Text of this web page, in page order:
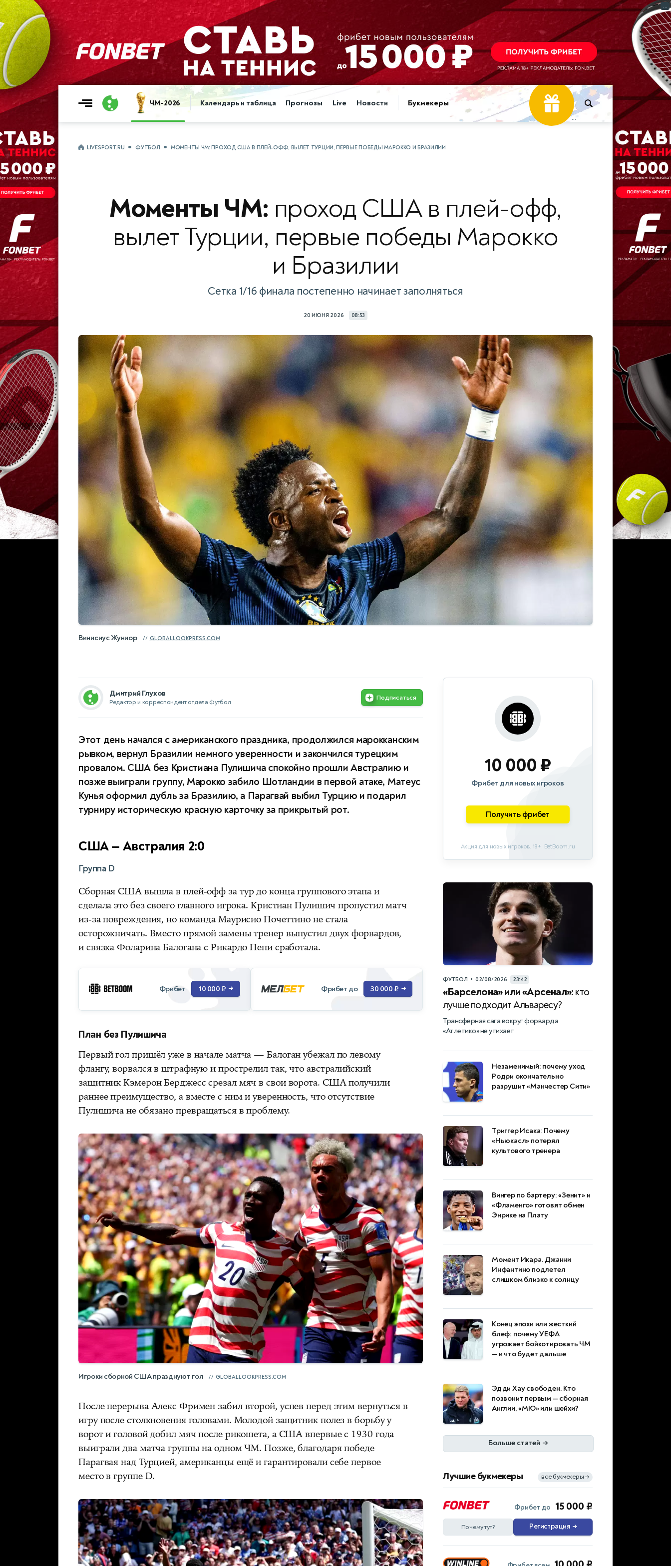
ЧМ-2026 Календарь и таблица Прогнозы Live Новости Букмекеры
...
LIVESPORT.RU ФУТБОЛ МОМЕНТЫ ЧМ: ПРОХОД США В ПЛЕЙ-ОФФ, ВЫЛЕТ ТУРЦИИ, ПЕРВЫЕ ПОБЕДЫ МАРОККО И БРАЗИЛИИ
Моменты ЧМ: проход США в плей-офф,
вылет Турции, первые победы Марокко
и Бразилии
Сетка 1/16 финала постепенно начинает заполняться
20 ИЮНЯ 2026 08:53
Винисиус Жуниор GLOBALLOOKPRESS.COM
Дмитрий Глухов
Редактор и корреспондент отдела Футбол
Подписаться
Этот день начался с американского праздника, продолжился марокканским
рывком, вернул Бразилии немного уверенности и закончился турецким
провалом. США без Кристиана Пулишича спокойно прошли Австралию и
позже выиграли группу, Марокко забило Шотландии в первой атаке, Матеус
Кунья оформил дубль за Бразилию, а Парагвай выбил Турцию и подарил
турниру историческую красную карточку за прикрытый рот.
США — Австралия 2:0
Группа D
Сборная США вышла в плей-офф за тур до конца группового этапа и
сделала это без своего главного игрока. Кристиан Пулишич пропустил матч
из-за повреждения, но команда Маурисио Почеттино не стала
осторожничать. Вместо прямой замены тренер выпустил двух форвардов,
и связка Фоларина Балогана с Рикардо Пепи сработала.
Фрибет 10 000 ₽ → Фрибет до 30 000 ₽ →
План без Пулишича
Первый гол пришёл уже в начале матча — Балоган убежал по левому
флангу, ворвался в штрафную и прострелил так, что австралийский
защитник Кэмерон Берджесс срезал мяч в свои ворота. США получили
раннее преимущество, а вместе с ним и уверенность, что отсутствие
Пулишича не обязано превращаться в проблему.
Игроки сборной США празднуют гол GLOBALLOOKPRESS.COM
После перерыва Алекс Фримен забил второй, успев перед этим вернуться в
игру после столкновения головами. Молодой защитник полез в борьбу у
ворот и головой добил мяч после рикошета, а США впервые с 1930 года
выиграли два матча группы на одном ЧМ. Позже, благодаря победе
Парагвая над Турцией, американцы ещё и гарантировали себе первое
место в группе D.
10 000 ₽
Фрибет для новых игроков
Получить фрибет
Акция для новых игроков. 18+. BetBoom.ru
ФУТБОЛ • 02/08/2026 23:42
«Барселона» или «Арсенал»: кто
лучше подходит Альваресу?
Трансферная сага вокруг форварда
«Атлетико» не утихает
Незаменимый: почему уход
Родри окончательно
разрушит «Манчестер Сити»
Триггер Исака: Почему
«Ньюкасл» потерял
культового тренера
Вингер по бартеру: «Зенит» и
«Фламенго» готовят обмен
Энрике на Плату
Момент Икара. Джанни
Инфантино подлетел
слишком близко к солнцу
Конец эпохи или жесткий
блеф: почему УЕФА
угрожает бойкотировать ЧМ
— и что будет дальше
Эдди Хау свободен. Кто
позвонит первым — сборная
Англии, «МЮ» или шейхи?
Больше статей →
Лучшие букмекеры все букмекеры →
Фрибет до 15 000 ₽
Почему тут? Регистрация →
...